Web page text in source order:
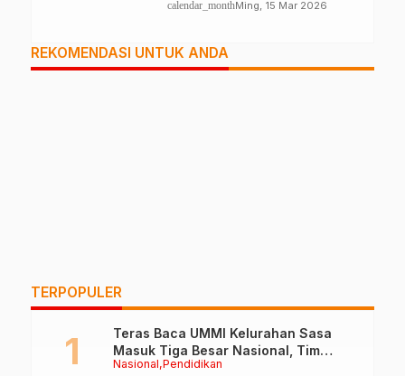
Mabiran Pramuka se-Kwarcab
calendar_monthMing, 15 Mar 2026
REKOMENDASI UNTUK ANDA
TERPOPULER
Nasional Pendidikan
Teras Baca UMMI Kelurahan Sasa
Masuk Tiga Besar Nasional, Tim
Penilai Lakukan Visitasi di Ternate